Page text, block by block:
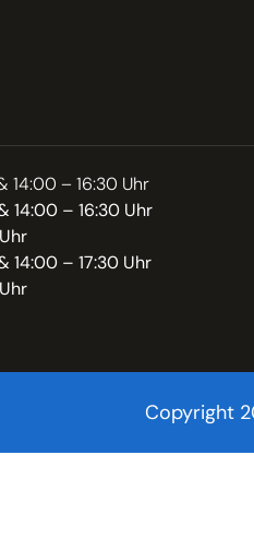
14:00 – 16:30 Uhr
14:00 – 16:30 Uhr
14:00 – 17:30 Uhr
Copyright